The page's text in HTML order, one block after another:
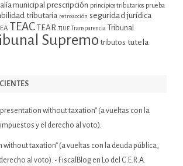
municipal prescripción principios tributarios prueba
tributaria retroacción seguridad jurídica
TEAC TEAR TJUE Transparencia Tribunal
Supremo tributos tutela
without taxation” (a vueltas con la
y el derecho al voto).
without taxation” (a vueltas con la deuda pública,
al voto). - FiscalBlog en Lo del C.E.R.A.